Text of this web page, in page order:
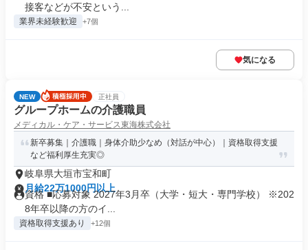
接客などが不安という...
業界未経験歓迎 +7個
気になる
NEW 正社員
グループホームの介護職員
メディカル・ケア・サービス東海株式会社
新卒募集｜介護職｜身体介助少なめ（対話が中心）｜資格取得支援
など福利厚生充実◎
岐阜県大垣市宝和町
月給22万1000円以上
資格 ■応募対象 2027年3月卒（大学・短大・専門学校） ※202
8年卒以降の方のイ...
資格取得支援あり +12個